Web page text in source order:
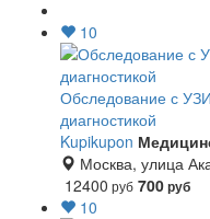
10
Обследование с
диагностикой
Kupikupon
Москва, улица
12400 руб 700руб
10